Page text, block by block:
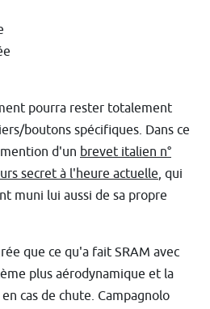
pourra rester totalement
boutons spécifiques. Dans ce
d'un brevet italien n°
secret à l'heure actuelle, qui
muni lui aussi de sa propre
que ce qu'a fait SRAM avec
plus aérodynamique et la
cas de chute. Campagnolo